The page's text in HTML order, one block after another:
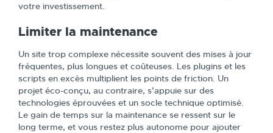
votre investissement.
Limiter la maintenance
Un site trop complexe nécessite souvent des mises à jour
fréquentes, plus longues et coûteuses. Les plugins et les
scripts en excès multiplient les points de friction. Un
projet éco-conçu, au contraire, s’appuie sur des
technologies éprouvées et un socle technique optimisé.
Le gain de temps sur la maintenance se ressent sur le
long terme, et vous restez plus autonome pour ajouter